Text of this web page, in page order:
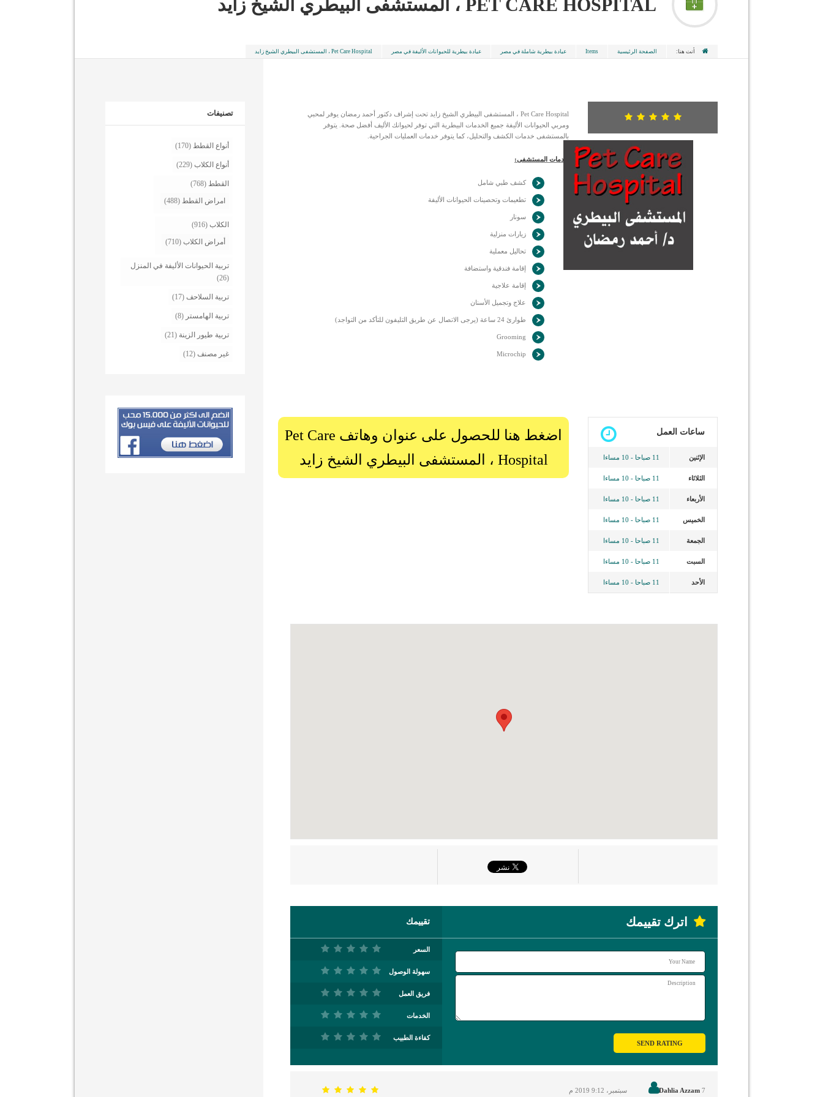
PET CARE HOSPITAL ، المستشفى البيطري الشيخ زايد
أنت هنا: الصفحة الرئيسية Items عيادة بيطرية شاملة في مصر عيادة بيطرية للحيوانات الأليفة في مصر Pet Care Hospital ، المستشفى البيطري الشيخ زايد
Pet Care Hospital ، المستشفى البيطري الشيخ زايد تحت إشراف دكتور أحمد رمضان يوفر لمحبي
ومربي الحيوانات الأليفة جميع الخدمات البيطرية التي توفر لحيوانك الأليف أفضل صحة. يتوفر
بالمستشفى خدمات الكشف والتحليل، كما يتوفر خدمات العمليات الجراحية.
خدمات المستشفى:
كشف طبي شامل
تطعيمات وتحصينات الحيوانات الأليفة
سونار
زيارات منزلية
تحاليل معملية
إقامة فندقية واستضافة
إقامة علاجية
علاج وتجميل الأسنان
طوارئ 24 ساعة (يرجى الاتصال عن طريق التليفون للتأكد من التواجد)
Grooming
Microchip
ساعات العمل
الإثنين 11 صباحا - 10 مساءا
الثلاثاء 11 صباحا - 10 مساءا
الأربعاء 11 صباحا - 10 مساءا
الخميس 11 صباحا - 10 مساءا
الجمعة 11 صباحا - 10 مساءا
السبت 11 صباحا - 10 مساءا
الأحد 11 صباحا - 10 مساءا
اضغط هنا للحصول على عنوان وهاتف Pet Care
Hospital ، المستشفى البيطري الشيخ زايد
اترك تقييمك تقييمك
السعر
سهولة الوصول
فريق العمل
الخدمات
كفاءة الطبيب
SEND RATING
Dahlia Azzam 7 سبتمبر، 2019 9:12 م
تصنيفات
أنواع القطط (170)
أنواع الكلاب (229)
القطط (768)
امراض القطط (488)
الكلاب (916)
أمراض الكلاب (710)
تربية الحيوانات الأليفة في المنزل
(26)
تربية السلاحف (17)
تربية الهامستر (8)
تربية طيور الزينة (21)
غير مصنف (12)